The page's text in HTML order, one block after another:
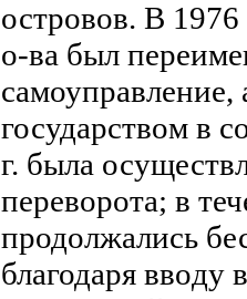
островoв. В
о-ва был
самоуправление,
государствoм в
г. была
перевoрота; в
продолжались
благодаря ввoду